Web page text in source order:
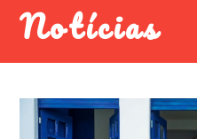
Notícias